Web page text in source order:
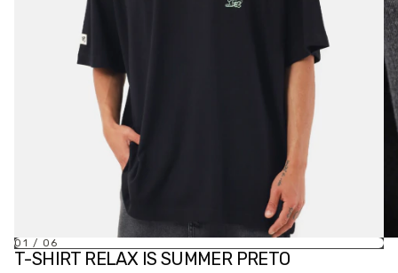
01 / 06
T-SHIRT RELAX IS SUMMER PRETO